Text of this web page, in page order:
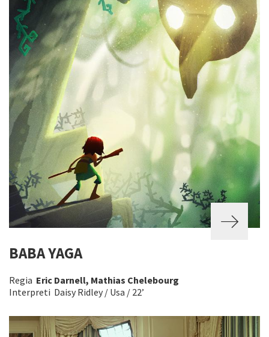
BABA YAGA
Regia Eric Darnell, Mathias Chelebourg
Interpreti Daisy Ridley / Usa / 22’